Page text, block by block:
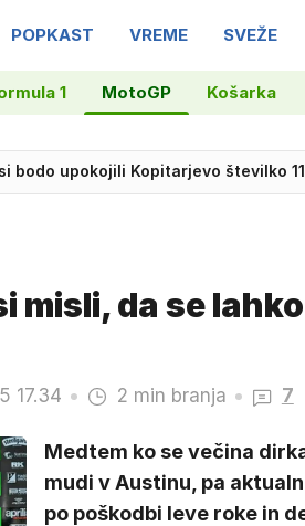
POPKAST VREME SVEŽE
1 MotoGP Košarka
bodo upokojili Kopitarjevo številko 11
koncerta Kanyeja Westa na
misli, da se
17.34 2 min branja 7
Medtem ko se večina
mudi v Austinu, pa
po poškodbi leve roke in